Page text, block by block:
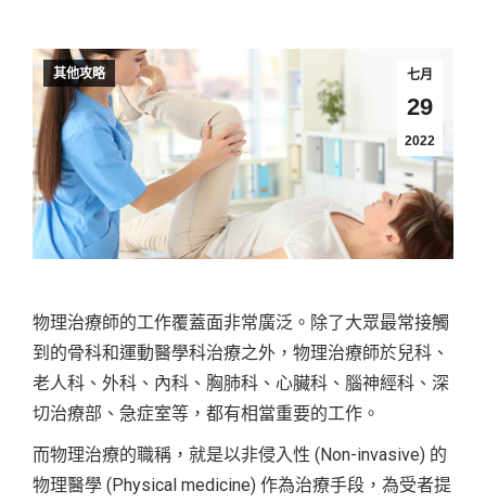
七月
29
2022
其他攻略
物理治療師的工作覆蓋面非常廣泛。除了大眾最常接觸
到的骨科和運動醫學科治療之外，物理治療師於兒科、
老人科、外科、內科、胸肺科、心臟科、腦神經科、深
切治療部、急症室等，都有相當重要的工作。
而物理治療的職稱，就是以非侵入性 (Non-invasive) 的
物理醫學 (Physical medicine) 作為治療手段，為受者提